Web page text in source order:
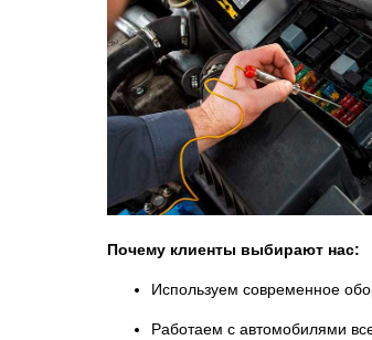
Почему клиенты выбирают нас:
Используем современное
Работаем с автомобилями